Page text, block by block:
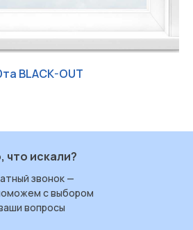
BLACK-OUT
что искали?
звонок —
с выбором
вопросы
7